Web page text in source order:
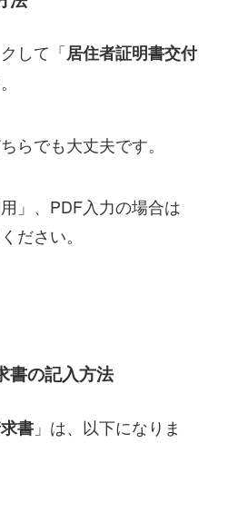
して「居住者証明書交付
らでも大丈夫です。
」、PDF入力の場合は
ださい。
書の記入方法
書」は、以下になりま